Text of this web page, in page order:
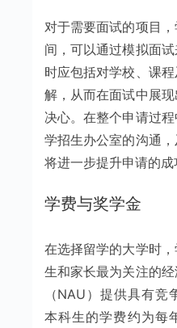
对于需要面试的项目
间，可以通过模拟面
时应包括对学校、课
解，从而在面试中展
决心。在整个申请过
学招生办公室的沟通
将进一步提升申请的成
学费与奖学金
在选择留学的大学时
生和家长最为关注的
（NAU）提供具有
本科生的学费约为每